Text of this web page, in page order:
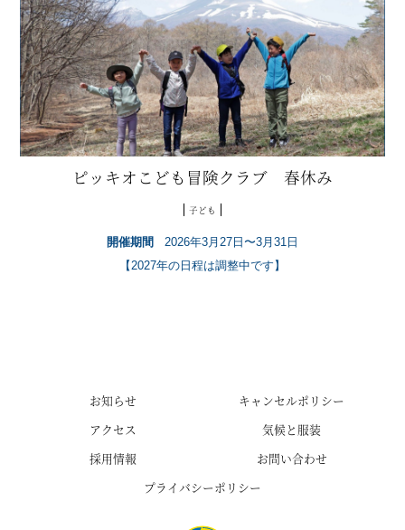
ピッキオこども冒険クラブ 春休み
子ども
開催期間
2026年3月27日〜3月31日
【2027年の日程は調整中です】
お知らせ
キャンセルポリシー
アクセス
気候と服装
採用情報
お問い合わせ
プライバシーポリシー